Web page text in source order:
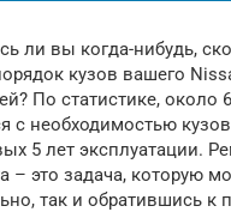
ли вы когда-нибудь,
кузов вашего
По статистике, около
с необходимостью
5 лет эксплуатации.
– это задача, которую
так и обратившись к